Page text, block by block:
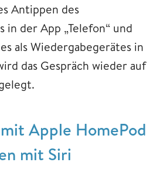
Antippen des
in der App „Telefon“ und
als Wiedergabegerätes in
das Gespräch wieder auf
Apple HomePod
mit Siri